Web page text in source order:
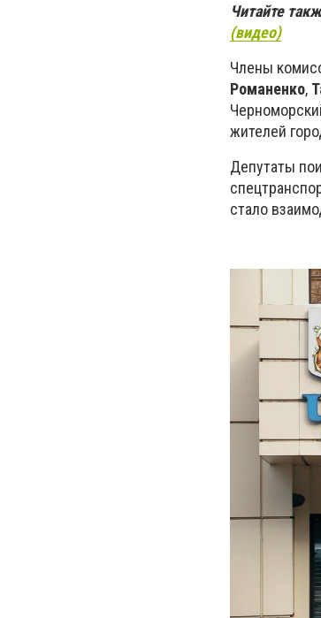
Читайте
(видео)
Члены
Романенко,
жителей
Депутаты
стало